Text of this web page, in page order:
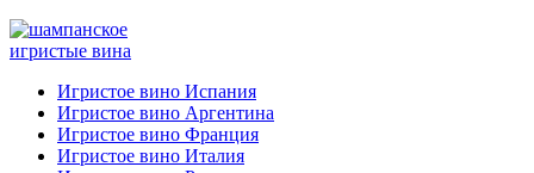
игристые вина
Игристое вино Испания
Игристое вино Аргентина
Игристое вино Франция
Игристое вино Италия